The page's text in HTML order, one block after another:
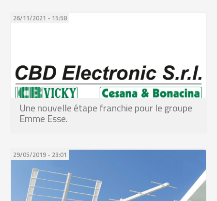
26/11/2021 - 15:58
Une nouvelle étape franchie pour le groupe
Emme Esse.
29/05/2019 - 23:01